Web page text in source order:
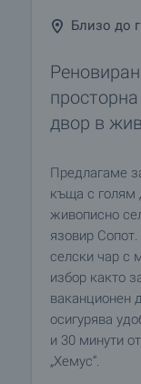
Близо до
двор в
Предлагаме
къща с голям
живописно
язовир
селски чар с
избор както
ваканционен
осигурява
и 30 минути
„Хемус“.